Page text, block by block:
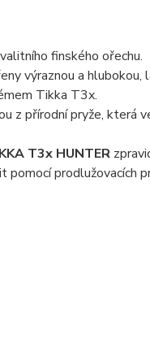
finského ořechu.
výraznou a hlubokou,
Tikka T3x.
z přírodní pryže, která
T3x HUNTER
pomocí prodlužovacích